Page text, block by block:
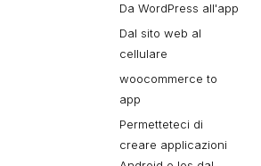
Da WordPress all'app
Dal sito web al
cellulare
woocommerce to
app
Permetteteci di
creare applicazioni